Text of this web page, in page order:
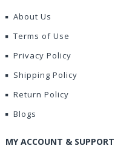
About Us
Terms of Use
Privacy Policy
Shipping Policy
Return Policy
Blogs
MY ACCOUNT & SUPPORT